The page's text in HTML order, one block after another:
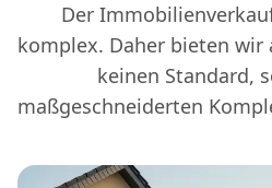
Der
komplex. Daher bieten
keinen Standard,
maßgeschneiderten